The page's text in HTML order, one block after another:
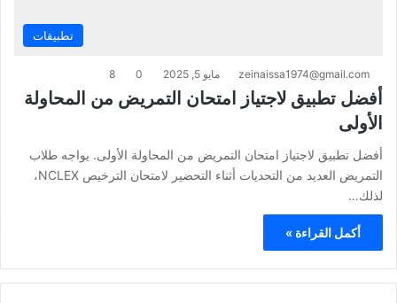
تطبيقات
zeinaissa1974@gmail.com مايو 5, 2025 0
8
أفضل تطبيق لاجتياز امتحان التمريض من المحاولة
الأولى
أفضل تطبيق لاجتياز امتحان التمريض من المحاولة الأولى. يواجه طلاب
التمريض العديد من التحديات أثناء التحضير لامتحان الترخيص NCLEX،
لذلك…
أكمل القراءة »